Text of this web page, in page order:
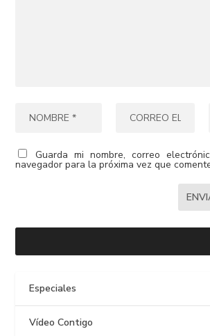
Guarda mi nombre, correo
navegador para la próxima vez que
Especiales
Vídeo Contigo